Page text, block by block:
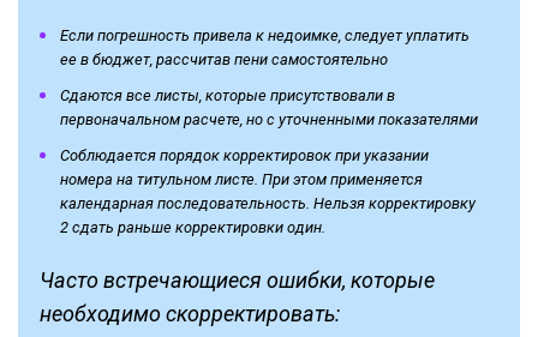
Если погрешность привела к недоимке, следует уплатить
ее в бюджет, рассчитав пени самостоятельно
Сдаются все листы, которые присутствовали в
первоначальном расчете, но с уточненными показателями
Соблюдается порядок корректировок при указании
номера на титульном листе. При этом применяется
календарная последовательность. Нельзя корректировку
2 сдать раньше корректировки один.
Часто встречающиеся ошибки, которые
необходимо скорректировать: